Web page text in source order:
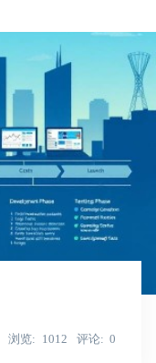
浏览 1012 评论 0